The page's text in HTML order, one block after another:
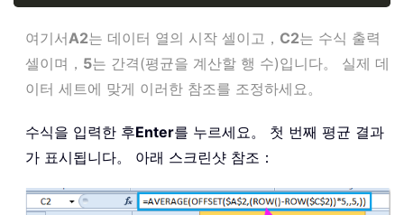
여기서A2는 데이터 열의 시작 셀이고， C2는 수식 출력
셀이며， 5는 간격(평균을 계산할 행 수)입니다。 실제 데
이터 세트에 맞게 이러한 참조를 조정하세요。
수식을 입력한 후Enter를 누르세요。 첫 번째 평균 결과
가 표시됩니다。 아래 스크린샷 참조：